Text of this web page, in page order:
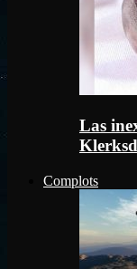
Las
Complots